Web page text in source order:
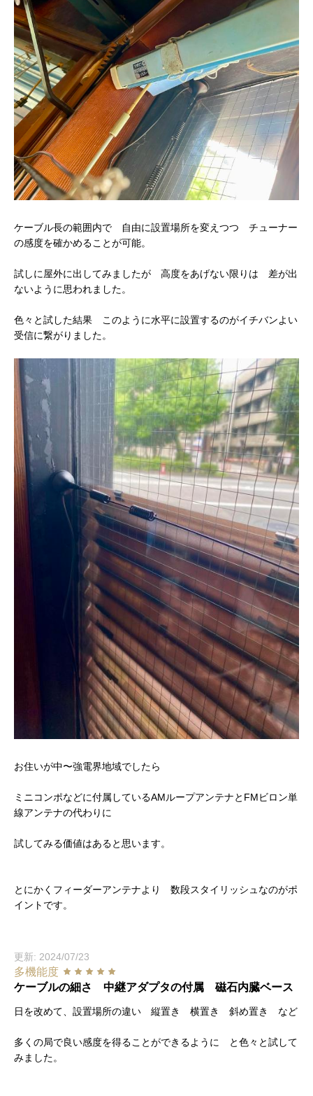
ケーブル長の範囲内で 自由に設置場所を変えつつ チューナー
の感度を確かめることが可能。
試しに屋外に出してみましたが 高度をあげない限りは 差が出
ないように思われました。
色々と試した結果 このように水平に設置するのがイチバンよい
受信に繋がりました。
お住いが中〜強電界地域でしたら
ミニコンポなどに付属しているAMループアンテナとFMビロン単
線アンテナの代わりに
試してみる価値はあると思います。
とにかくフィーダーアンテナより 数段スタイリッシュなのがポ
イントです。
更新: 2024/07/23
多機能度
ケーブルの細さ 中継アダプタの付属 磁石内臓ベース
日を改めて、設置場所の違い 縦置き 横置き 斜め置き など
多くの局で良い感度を得ることができるように と色々と試して
みました。